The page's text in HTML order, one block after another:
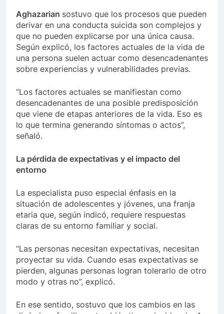
Aghazarian sostuvo que los procesos que pueden
derivar en una conducta suicida son complejos y
que no pueden explicarse por una única causa.
Según explicó, los factores actuales de la vida de
una persona suelen actuar como desencadenantes
sobre experiencias y vulnerabilidades previas.
“Los factores actuales se manifiestan como
desencadenantes de una posible predisposición
que viene de etapas anteriores de la vida. Eso es
lo que termina generando síntomas o actos”,
señaló.
La pérdida de expectativas y el impacto del
entorno
La especialista puso especial énfasis en la
situación de adolescentes y jóvenes, una franja
etaria que, según indicó, requiere respuestas
claras de su entorno familiar y social.
“Las personas necesitan expectativas, necesitan
proyectar su vida. Cuando esas expectativas se
pierden, algunas personas logran tolerarlo de otro
modo y otras no”, explicó.
En ese sentido, sostuvo que los cambios en las